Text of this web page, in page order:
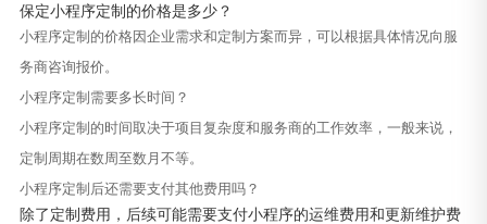
保定小程序定制的价格是多少？
小程序定制的价格因企业需求和定制方案而异，可以根据具体情况向服
务商咨询报价。
小程序定制需要多长时间？
小程序定制的时间取决于项目复杂度和服务商的工作效率，一般来说，
定制周期在数周至数月不等。
小程序定制后还需要支付其他费用吗？
除了定制费用，后续可能需要支付小程序的运维费用和更新维护费